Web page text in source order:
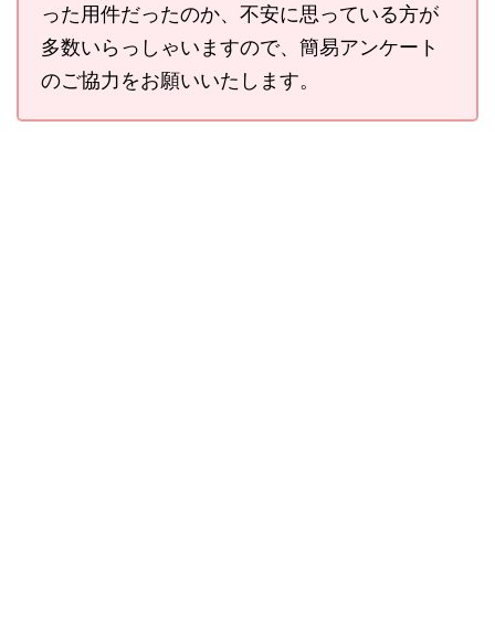
った用件だったのか、不安に思っている方が
多数いらっしゃいますので、簡易アンケート
のご協力をお願いいたします。